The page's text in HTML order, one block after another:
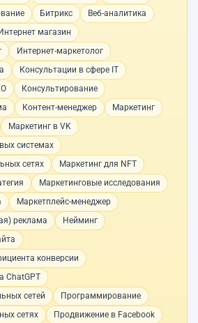
Битрикс
Веб-аналитика
Интернет магазин
Интернет-маркетолог
Консультации в сфере IT
Консультирование
Контент-менеджер
Маркетинг
Маркетинг в VK
системах
сетях
Маркетинг для NFT
Маркетинговые исследования
Маркетплейс-менеджер
реклама
Нейминг
конверсии
ChatGPT
сетей
Программирование
сетях
Продвижение в Facebook